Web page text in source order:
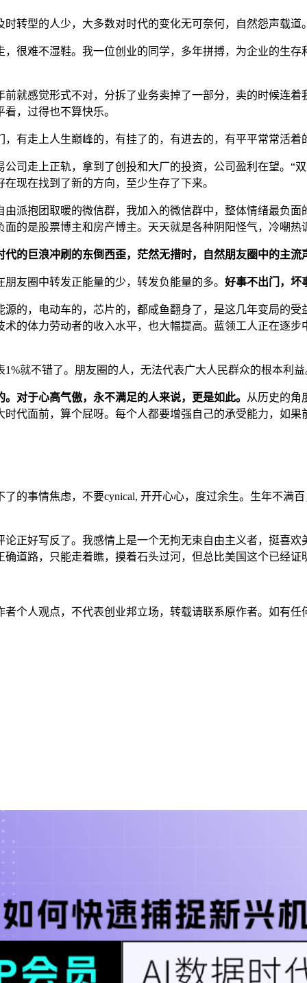
转型的人少，大多数对时代的变化无可奈何，自然怨声载道
很难不湿鞋。我一位创业的同学，多年拼搏，为企业的生
就感觉形式不对，分拆了业务卖掉了一部分，卖的时候连
，过得也不算快乐。
有走上人生巅峰的，有挂了的，有进去的，有平平常常活
司走上正轨，拿到了创投和大厂的投资，公司盈利在望。“
现在找到了新的方向，至少生存了下来。
派抱团取暖的微信群，我加入的微信群中，整体情绪最负
的是股票博主和房产博主。天天就是各种阴阳怪气，冷嘲
的巨浪冲刷的东倒西歪，茫然无措时，自然朋友圈中的主
友圈中转发正能量的少，转发负能量的多。 好事不出门，坏
的，电动车的，芯片的，都咸鱼翻身了，是这几年变局的
的体力劳动者的收入水平，也大幅提高。蓝领工人正在逐
就不错了。朋友圈的人，无法代表广大人民群众的根本利益
对于心高气傲，永不满足的人来说，更是如此。
从历史的角
代面前，算个屁呀。每个人都要增强自己的承受能力，如果
的事情焦虑，不要cynical, 开开心心，度过余生。生年不满
正好写反了。我感情上是一个无拘无束自由主义者，挺喜
道路，只能走着瞧，摸着石头过河，但总比美国这个已经证
个人观点，不代表创业邦立场，转载请联系原作者。如有任